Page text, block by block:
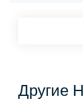
Другие